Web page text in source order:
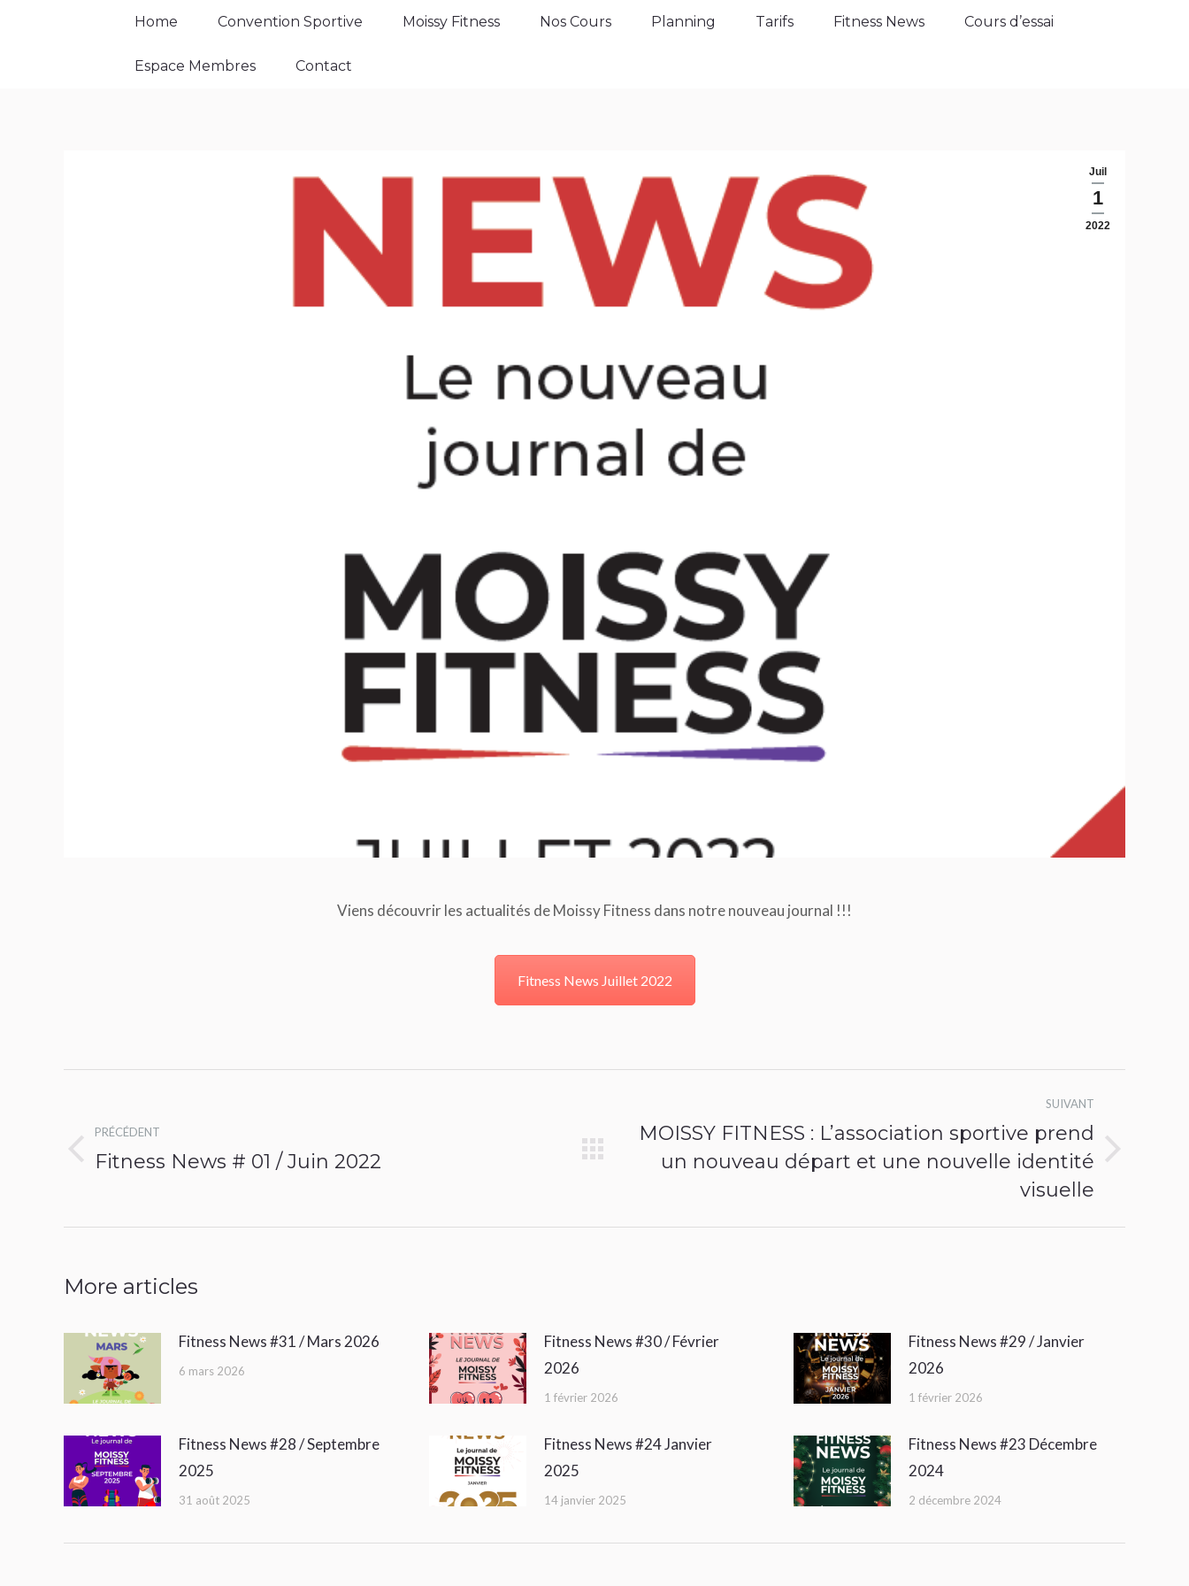
Home Convention Sportive Moissy Fitness Nos Cours Planning Tarifs Fitness News Cours d’essai
Espace Membres Contact
Juil
1
2022
Viens découvrir les actualités de Moissy Fitness dans notre nouveau journal !!!
Fitness News Juillet 2022
article
PRÉCÉDENT
Article
Fitness News # 01 / Juin 2022
SUIVANT
Article
MOISSY FITNESS : L’association sportive prend
un nouveau départ et une nouvelle identité
visuelle
More articles
Fitness News #31 / Mars 2026
6 mars 2026
Fitness News #30 / Février
2026
1 février 2026
Fitness News #29 / Janvier
2026
1 février 2026
Fitness News #28 / Septembre
2025
31 août 2025
Fitness News #24 Janvier
2025
14 janvier 2025
Fitness News #23 Décembre
2024
2 décembre 2024
Home Convention Sportive Moissy Fitness Nos Cours Planning Tarifs Fitness News
Cours d’essai